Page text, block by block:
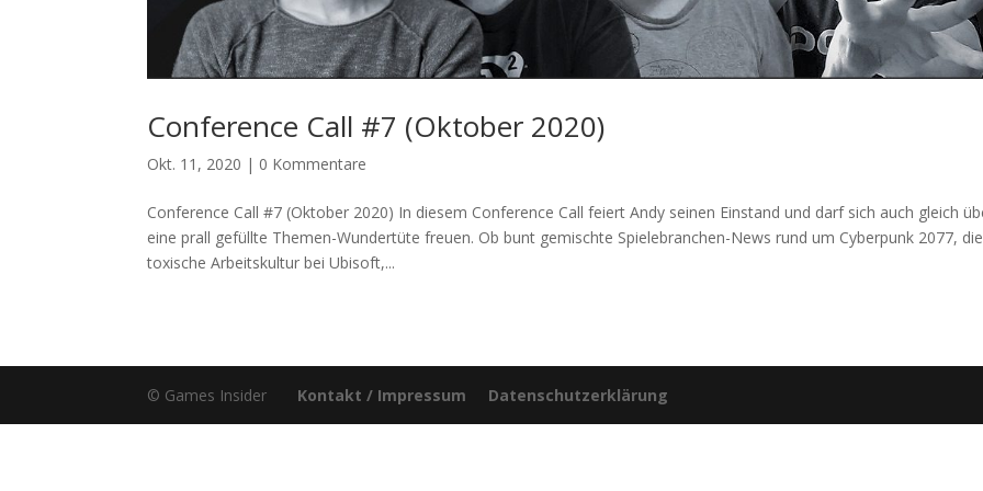
Conference Call #7 (Oktober 2020)
Okt. 11, 2020 | 0 Kommentare
Conference Call #7 (Oktober 2020) In diesem Conference Call feiert Andy seinen Einstand und darf sich auch gleich
eine prall gefüllte Themen-Wundertüte freuen. Ob bunt gemischte Spielebranchen-News rund um Cyberpunk 2077, die
toxische Arbeitskultur bei Ubisoft,...
© Games Insider Kontakt / Impressum Datenschutzerklärung